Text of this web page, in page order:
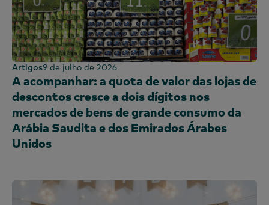
Artigos9 de julho de 2026
A acompanhar: a quota de valor das lojas de
descontos cresce a dois dígitos nos
mercados de bens de grande consumo da
Arábia Saudita e dos Emirados Árabes
Unidos